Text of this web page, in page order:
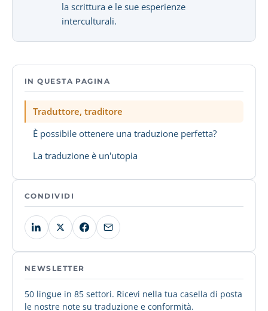
la scrittura e le sue esperienze
interculturali.
IN QUESTA PAGINA
Traduttore, traditore
È possibile ottenere una traduzione perfetta?
La traduzione è un'utopia
CONDIVIDI
NEWSLETTER
50 lingue in 85 settori. Ricevi nella tua casella di posta
le nostre note su traduzione e conformità.